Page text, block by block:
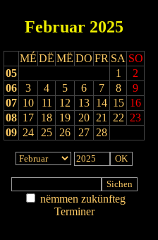
Februar 2025
MÉ DË MË DO FR SA SO
05
1
2
06
3 4 5 6 7 8
9
07 10 11 12 13 14 15 16
08 17 18 19 20 21 22 23
09 24 25 26 27 28
nëmmen zukünfteg
Terminer